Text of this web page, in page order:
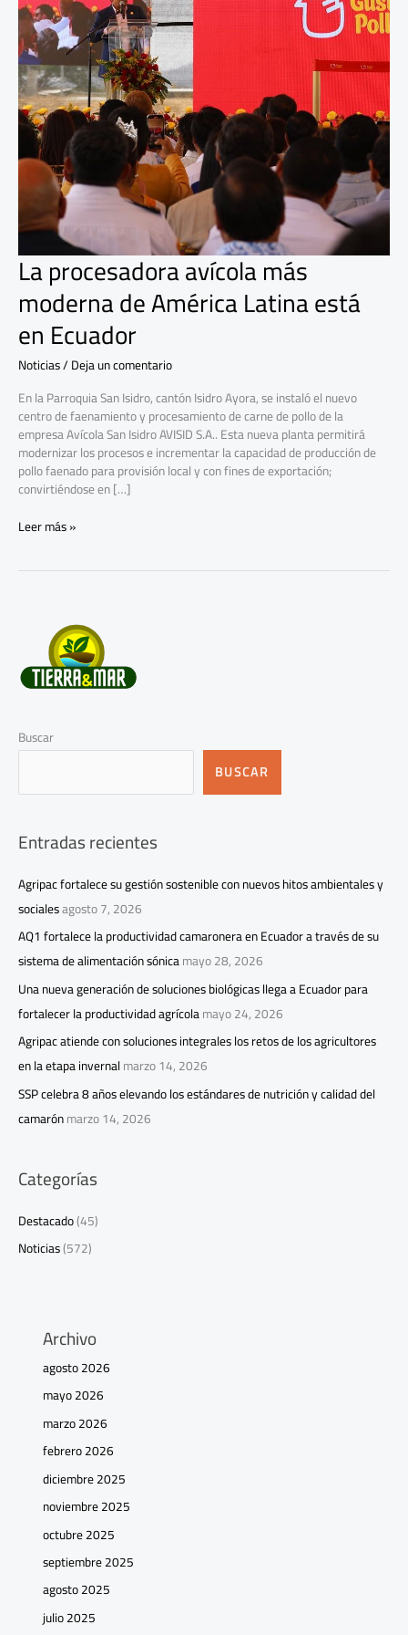
La procesadora avícola más
moderna de América Latina está
en Ecuador
Noticias/Deja un comentario
En la Parroquia San Isidro, cantón Isidro Ayora, se instaló el nuevo
centro de faenamiento y procesamiento de carne de pollo de la
empresa Avícola San Isidro AVISID S.A.. Esta nueva planta permitirá
modernizar los procesos e incrementar la capacidad de producción de
pollo faenado para provisión local y con fines de exportación;
convirtiéndose en […]
Latina
está
en
Ecuador
Leer más »
Buscar
BUSCAR
Entradas recientes
Agripac fortalece su gestión sostenible con nuevos hitos ambientales y
socialesagosto 7, 2026
AQ1 fortalece la productividad camaronera en Ecuador a través de su
sistema de alimentación sónicamayo 28, 2026
Una nueva generación de soluciones biológicas llega a Ecuador para
fortalecer la productividad agrícolamayo 24, 2026
Agripac atiende con soluciones integrales los retos de los agricultores
en la etapa invernalmarzo 14, 2026
SSP celebra 8 años elevando los estándares de nutrición y calidad del
camarónmarzo 14, 2026
Categorías
Destacado(45)
Noticias(572)
Archivo
agosto 2026
mayo 2026
marzo 2026
febrero 2026
diciembre 2025
noviembre 2025
octubre 2025
septiembre 2025
agosto 2025
julio 2025